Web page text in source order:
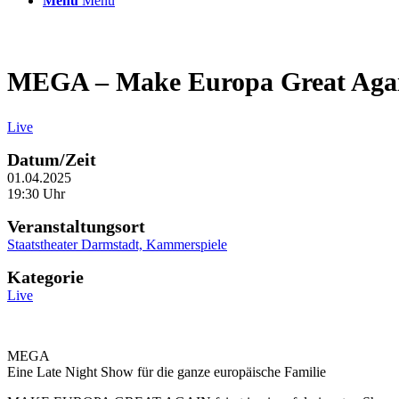
MEGA – Make Europa Great
Live
Datum/Zeit
01.04.2025
19:30 Uhr
Veranstaltungsort
Staatstheater Darmstadt, Kammerspiele
Kategorie
Live
MEGA
Eine Late Night Show für die ganze europäische Familie